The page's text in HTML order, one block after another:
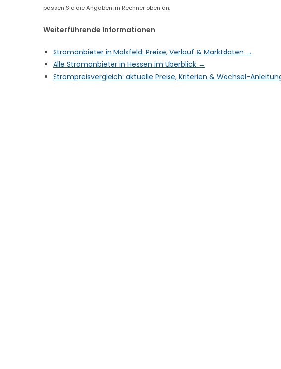
passen Sie die Angaben im Rechner oben an.
Weiterführende Informationen
Stromanbieter in Malsfeld: Preise, Verlauf & Marktdaten →
Alle Stromanbieter in Hessen im Überblick →
Strompreisvergleich: aktuelle Preise, Kriterien & Wechsel-